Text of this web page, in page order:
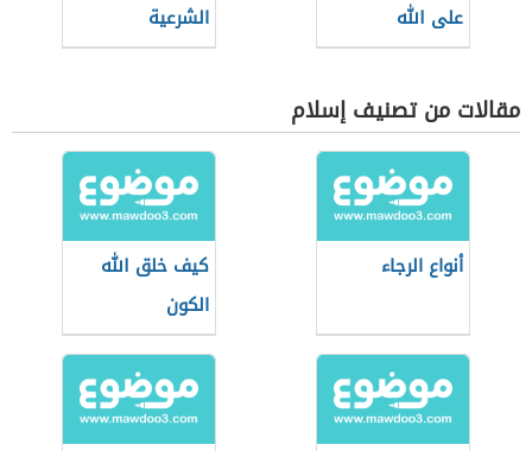
على الله
الشرعية
مقالات من تصنيف إسلام
أنواع الرجاء
كيف خلق الله
الكون